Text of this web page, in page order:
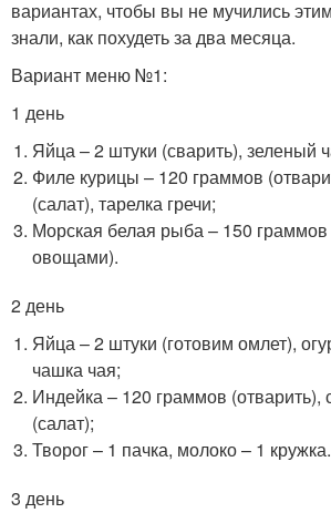
вариантах, чтобы вы не мучились
знали, как похудеть за два месяца.
Вариант меню №1:
1 день
Яйца – 2 штуки (сварить), зеленый
Филе курицы – 120 граммов
(салат), тарелка гречи;
Морская белая рыба – 150 граммов
овощами).
2 день
Яйца – 2 штуки (готовим омлет),
чашка чая;
Индейка – 120 граммов
(салат);
Творог – 1 пачка, молоко – 1 кружка.
3 день